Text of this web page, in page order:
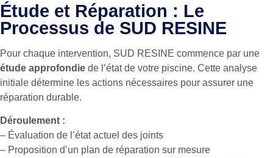
Étude et Réparation : Le
Processus de SUD RESINE
Pour chaque intervention, SUD RESINE commence par une
étude approfondie de l’état de votre piscine. Cette analyse
initiale détermine les actions nécessaires pour assurer une
réparation durable.
Déroulement :
– Évaluation de l’état actuel des joints
– Proposition d’un plan de réparation sur mesure